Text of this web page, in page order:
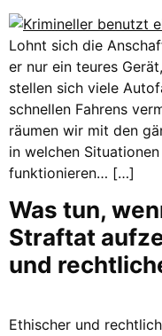
Lohnt sich die
er nur ein teures
stellen sich viele
schnellen Fahrens
räumen wir mit den
in welchen
funktionieren… […]
Was tun,
Straftat
und
Ethischer und